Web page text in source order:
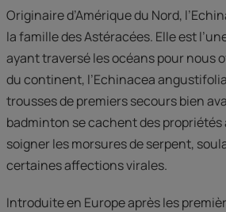
Originaire d’Amérique du Nord,
la famille des Astéracées. Elle est
ayant traversé les océans pour nous
du continent, l’Echinacea
trousses de premiers secours bien
badminton se cachent des
soigner les morsures de serpent,
certaines affections virales.
Introduite en Europe après les